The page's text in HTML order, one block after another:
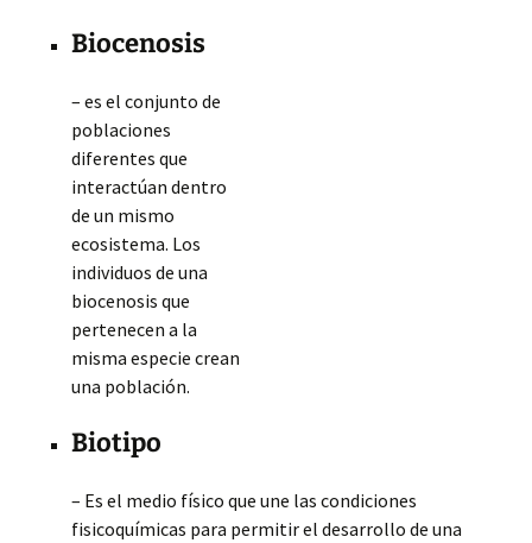
Biocenosis
– es el conjunto de
poblaciones
diferentes que
interactúan dentro
de un mismo
ecosistema. Los
individuos de una
biocenosis que
pertenecen a la
misma especie crean
una población.
Biotipo
– Es el medio físico que une las condiciones
fisicoquímicas para permitir el desarrollo de una